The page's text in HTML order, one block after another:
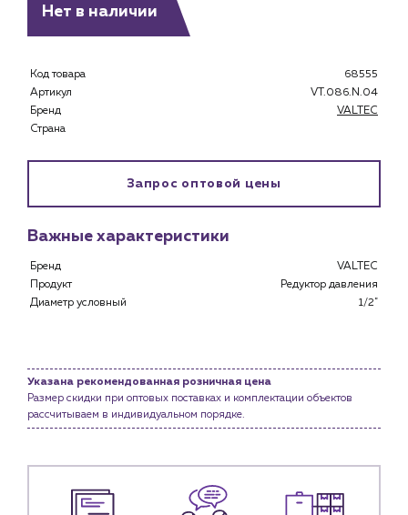
Клиентам
Специализированным магазинам
Услуги
Водоснабжение и теплоснабжение
Сервис и обслуживание инженерных систем
Нет в наличии
Код товара
68555
Артикул
VT.086.N.04
Бренд
VALTEC
Страна
Запрос оптовой цены
Важные характеристики
Бренд
VALTEC
Продукт
Редуктор давления
Диаметр условный
1/2"
Указана рекомендованная розничная цена
Размер скидки при оптовых поставках и комплектации объектов
рассчитываем в индивидуальном порядке.